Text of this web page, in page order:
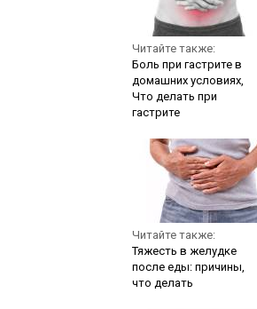
Читайте также:
Боль при гастрите в
домашних условиях,
Что делать при
гастрите
Читайте также:
Тяжесть в желудке
после еды: причины,
что делать